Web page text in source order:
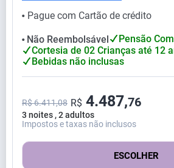
⬤ Pague com Cartão de crédito
⬤ Não Reembolsável
Pensão
Cortesia de 02 Crianças até 12
Bebidas não inclusas
3 noites , 2 adultos
R$ 6.411,08 R$ 4.487,76
Impostos e taxas não inclusos
ESCOLHER